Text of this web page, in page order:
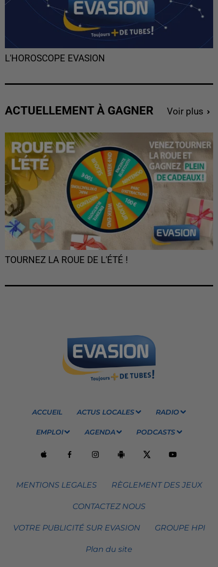
L'HOROSCOPE EVASION
ACTUELLEMENT À GAGNER Voir plus
TOURNEZ LA ROUE DE L'ÉTÉ !
ACCUEIL ACTUS LOCALES RADIO
EMPLOI AGENDA PODCASTS
MENTIONS LEGALES RÈGLEMENT DES JEUX
CONTACTEZ NOUS
VOTRE PUBLICITÉ SUR EVASION GROUPE HPI
Plan du site